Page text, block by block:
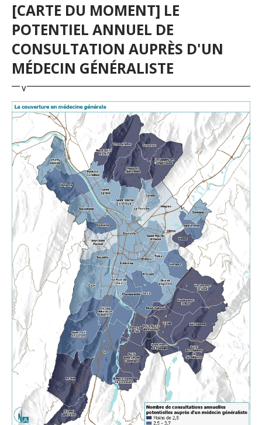
[CARTE DU MOMENT] LE
POTENTIEL ANNUEL DE
CONSULTATION AUPRÈS D'UN
MÉDECIN GÉNÉRALISTE